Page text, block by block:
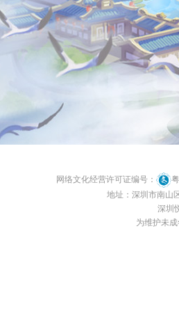
网络文化经营许可证编号：
地址：深圳市南山
深圳
为维护未